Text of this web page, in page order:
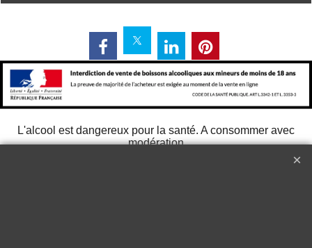
L'alcool est dangereux pour la santé. A consommer avec
modération